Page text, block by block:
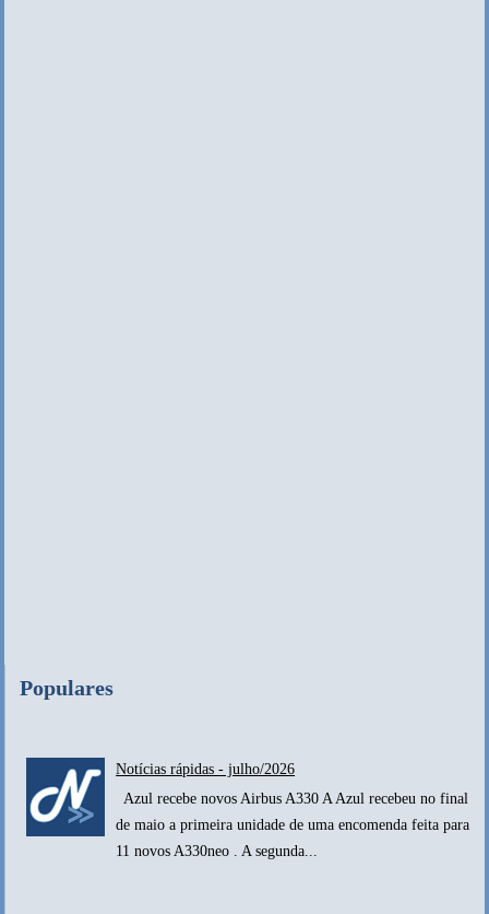
Populares
Notícias rápidas - julho/2026
Azul recebe novos Airbus A330 A Azul recebeu no final
de maio a primeira unidade de uma encomenda feita para
11 novos A330neo . A segunda...